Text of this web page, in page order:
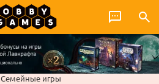
Семейные игры